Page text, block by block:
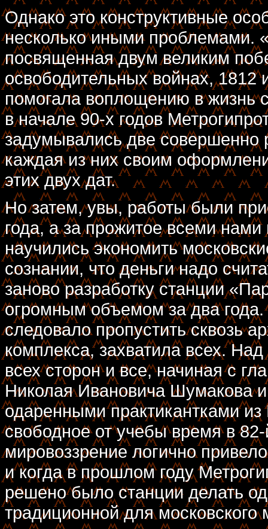
Однако это конструктивные
несколько иными проблемами.
посвященная двум великим
освободительных войнах, 1812
помогала воплощению в жизнь
в начале 90-х годов
задумывались две совершенно
каждая из них своим
этих двух дат.
Но затем, увы, работы были
года, а за прожитое всеми нами
научились экономить
сознании, что деньги надо
заново разработку станции
огромным объемом за два
следовало пропустить сквозь
комплекса, захватила всех.
всех сторон и все, начиная с
Николая Ивановича Шумакова
одаренными практикантками
свободное от учебы время в
мировоззрение логично
и когда в прошлом году
решено было станции делать
традиционной для московского